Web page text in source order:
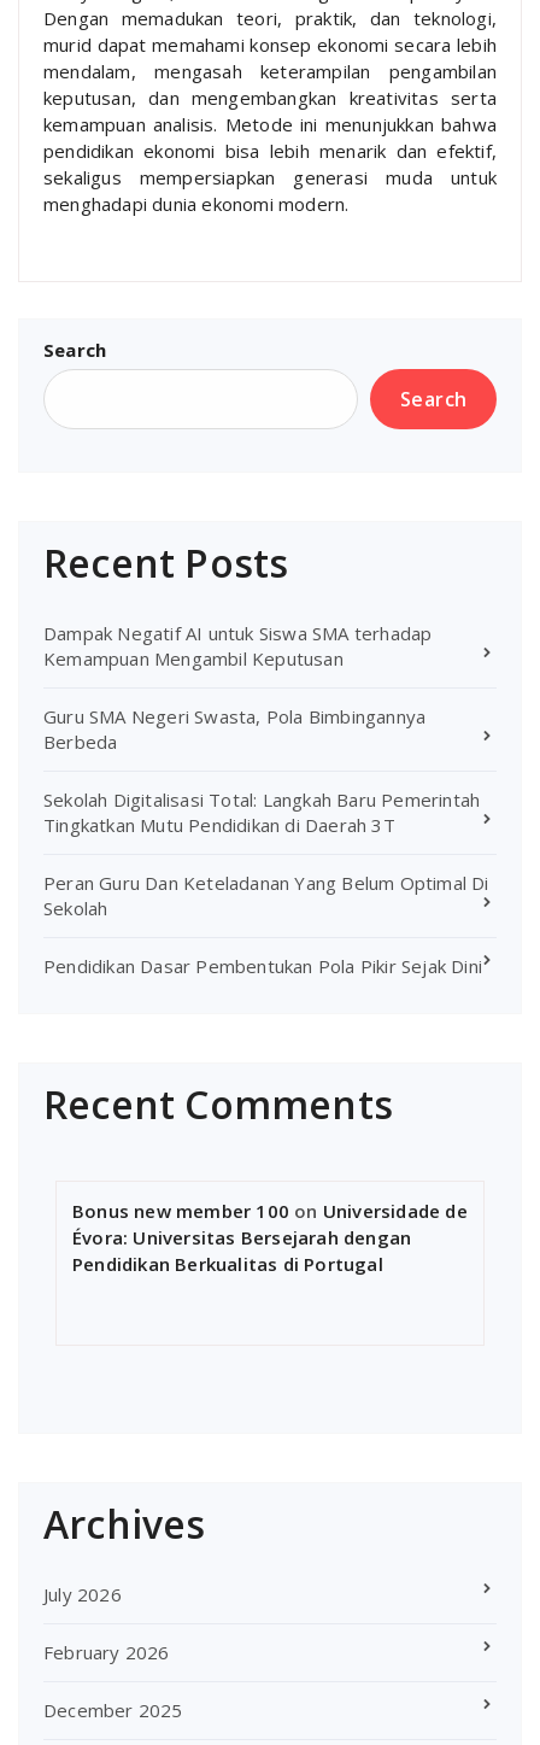
Dengan memadukan teori, praktik, dan teknologi,
murid dapat memahami konsep ekonomi secara lebih
mendalam, mengasah keterampilan pengambilan
keputusan, dan mengembangkan kreativitas serta
kemampuan analisis. Metode ini menunjukkan bahwa
pendidikan ekonomi bisa lebih menarik dan efektif,
sekaligus mempersiapkan generasi muda untuk
menghadapi dunia ekonomi modern.
Search
Search
Recent Posts
Dampak Negatif AI untuk Siswa SMA terhadap
Kemampuan Mengambil Keputusan
Guru SMA Negeri Swasta, Pola Bimbingannya
Berbeda
Sekolah Digitalisasi Total: Langkah Baru Pemerintah
Tingkatkan Mutu Pendidikan di Daerah 3T
Peran Guru Dan Keteladanan Yang Belum Optimal Di
Sekolah
Pendidikan Dasar Pembentukan Pola Pikir Sejak Dini
Recent Comments
Bonus new member 100 on Universidade de
Évora: Universitas Bersejarah dengan
Pendidikan Berkualitas di Portugal
Archives
July 2026
February 2026
December 2025